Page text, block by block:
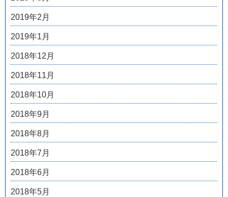
2019年2月
2019年1月
2018年12月
2018年11月
2018年10月
2018年9月
2018年8月
2018年7月
2018年6月
2018年5月